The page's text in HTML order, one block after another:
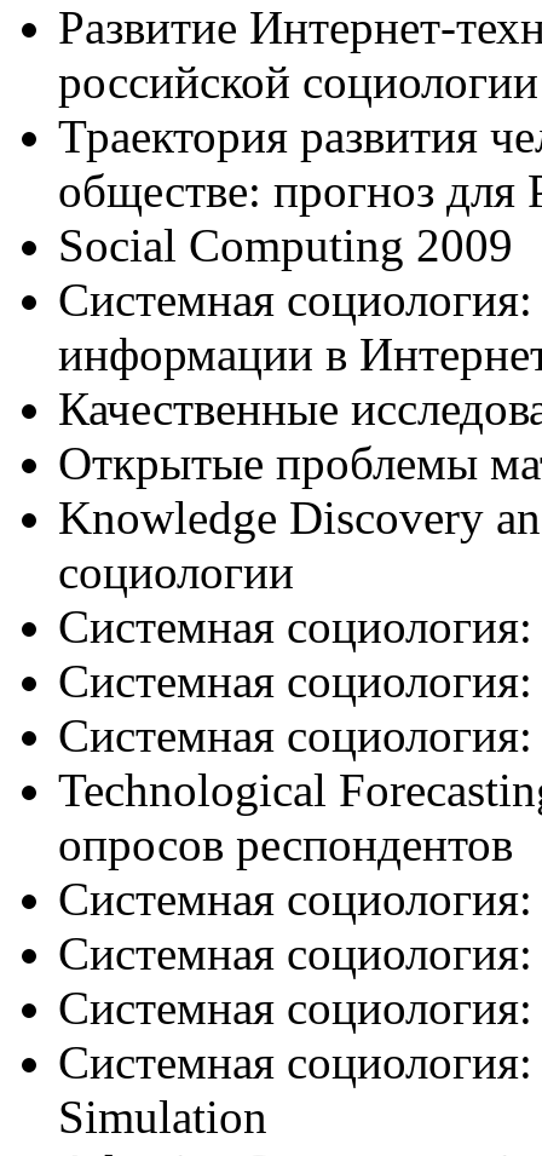
Развитие Интернет-
российской социологии
Траектория развития
обществе: прогноз для
Social Computing 2009
Системная
информации в
Качественные
Открытые проблемы
Knowledge Discovery
социологии
Системная
Системная
Системная
Technological
опросов респондентов
Системная
Системная
Системная
Системная
Simulation